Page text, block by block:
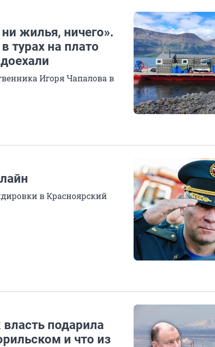
жилья, ничего».
турах на плато
Игоря Чапалова в
в Красноярский
подарила
и что из